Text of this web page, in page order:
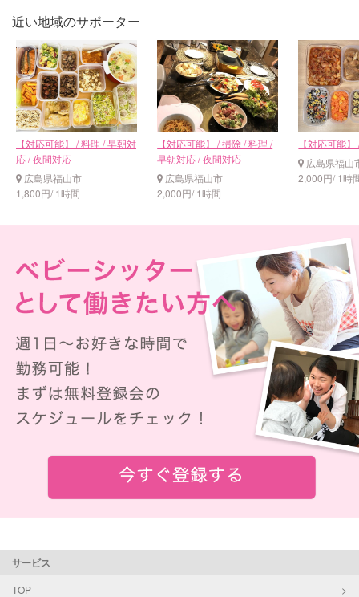
近い地域のサポーター
【対応可能】 / 料理 / 早朝対
応 / 夜間対応
広島県福山市
1,800円/ 1時間
【対応可能】 / 掃除 / 料理 /
早朝対応 / 夜間対応
広島県福山市
2,000円/ 1時間
【対応可能
広島県福山
2,000円/ 1時
サービス
TOP